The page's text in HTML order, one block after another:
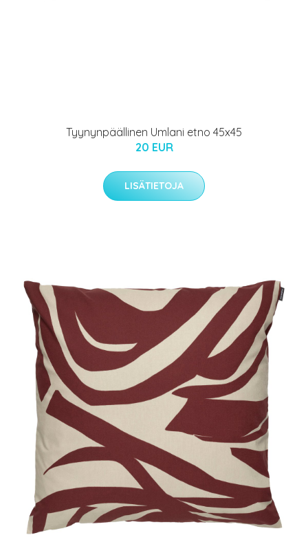
Tyynynpäällinen Umlani etno 45x45
20 EUR
LISÄTIETOJA